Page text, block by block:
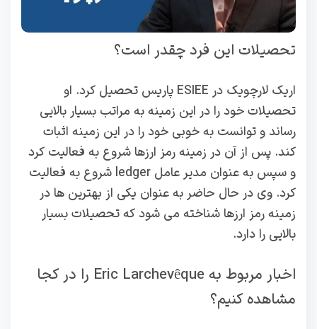
تحصیلات این فرد چقدر است؟
اریک لارچویک در ESIEE پاریس تحصیل کرد. او
تحصیلات خود را در این زمینه به مراتب بسیار بالایی
رساند و توانست به خوبی خود را در این زمینه اثبات
کند. پس از آن در زمینه رمز ارزها شروع به فعالیت کرد
و سپس به عنوان مدیر عامل ledger شروع به فعالیت
کرد. وی در حال حاضر به عنوان یکی از بهترین ها در
زمینه رمز ارزها شناخته می شود که تحصیلات بسیار
بالایی را دارد.
اخبار مربوط به Eric Larchevêque را در کجا
مشاهده کنیم؟